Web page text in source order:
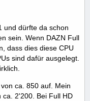
und dürfte da schon
sein. Wenn DAZN Full
dass dies diese CPU
sind dafür ausgelegt.
ca. 850 auf. Mein
ca. 2'200. Bei Full HD